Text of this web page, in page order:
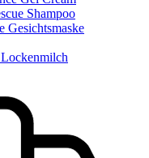
Shampoo
Gesichtsmaske